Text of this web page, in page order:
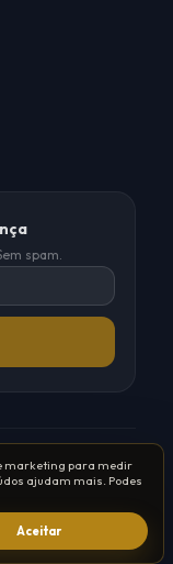
spam.
marketing para medir
ajudam mais. Podes
Aceitar